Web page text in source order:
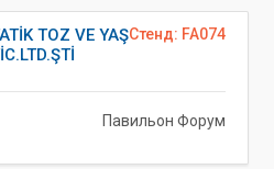
Стенд: FA074
TOZ VE YAŞ
Павильон Форум